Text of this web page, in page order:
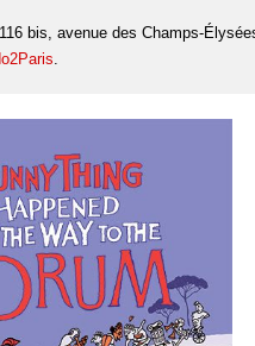
bis, avenue des Champs-
.